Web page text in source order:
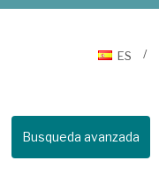
ES
Busqueda avanzada